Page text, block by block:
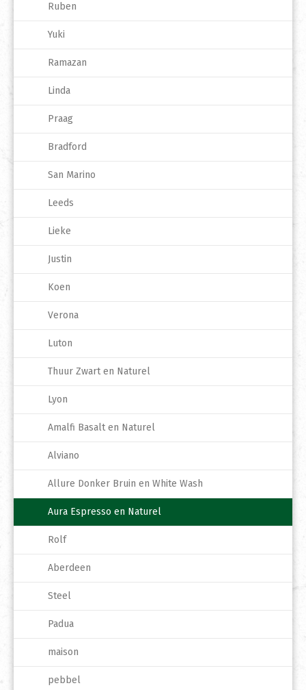
Ruben
Yuki
Ramazan
Linda
Praag
Bradford
San Marino
Leeds
Lieke
Justin
Koen
Verona
Luton
Thuur Zwart en Naturel
Lyon
Amalfi Basalt en Naturel
Alviano
Allure Donker Bruin en White Wash
Aura Espresso en Naturel
Rolf
Aberdeen
Steel
Padua
maison
pebbel